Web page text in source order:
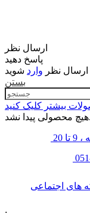
ارسال نظر
پاسخ دهید
ارسال نظر وارد
بستن
هیچ محصولی پیدا نشد.
20